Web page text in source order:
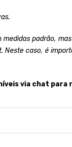
padrão,
Neste caso, é
via chat